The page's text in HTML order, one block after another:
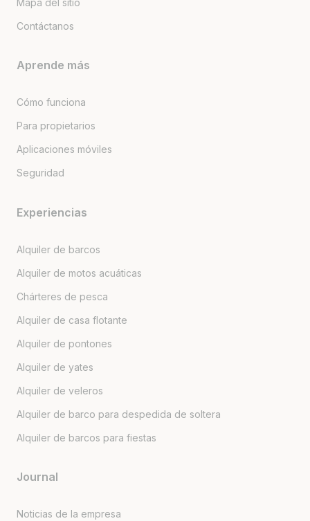
Contáctanos
Aprende más
Cómo funciona
Para propietarios
Aplicaciones móviles
Seguridad
Experiencias
Alquiler de barcos
Alquiler de motos acuáticas
Chárteres de pesca
Alquiler de casa flotante
Alquiler de pontones
Alquiler de yates
Alquiler de veleros
Alquiler de barco para despedida de soltera
Alquiler de barcos para fiestas
Journal
Noticias de la empresa